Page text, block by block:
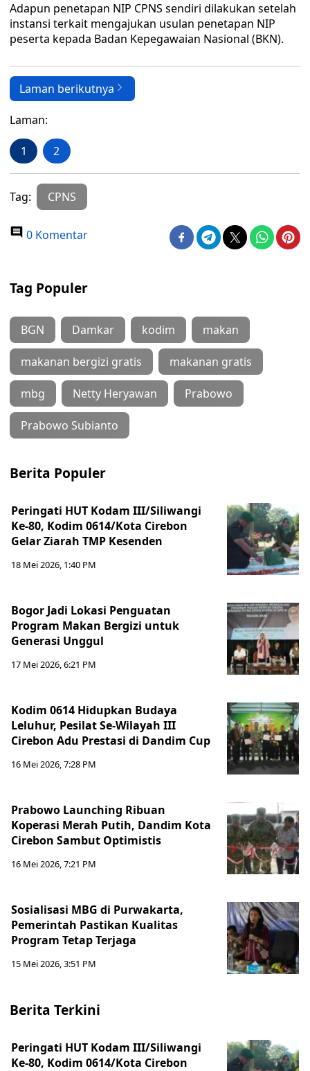
Adapun penetapan NIP CPNS sendiri dilakukan setelah
instansi terkait mengajukan usulan penetapan NIP
peserta kepada Badan Kepegawaian Nasional (BKN).
Laman berikutnya
Laman:
1 2
Tag: CPNS
0 Komentar
Tag Populer
BGN Damkar kodim makan
makanan bergizi gratis makanan gratis
mbg Netty Heryawan Prabowo
Prabowo Subianto
Berita Populer
Peringati HUT Kodam III/Siliwangi
Ke-80, Kodim 0614/Kota Cirebon
Gelar Ziarah TMP Kesenden
18 Mei 2026, 1:40 PM
Bogor Jadi Lokasi Penguatan
Program Makan Bergizi untuk
Generasi Unggul
17 Mei 2026, 6:21 PM
Kodim 0614 Hidupkan Budaya
Leluhur, Pesilat Se-Wilayah III
Cirebon Adu Prestasi di Dandim Cup
16 Mei 2026, 7:28 PM
Prabowo Launching Ribuan
Koperasi Merah Putih, Dandim Kota
Cirebon Sambut Optimistis
16 Mei 2026, 7:21 PM
Sosialisasi MBG di Purwakarta,
Pemerintah Pastikan Kualitas
Program Tetap Terjaga
15 Mei 2026, 3:51 PM
Berita Terkini
Peringati HUT Kodam III/Siliwangi
Ke-80, Kodim 0614/Kota Cirebon